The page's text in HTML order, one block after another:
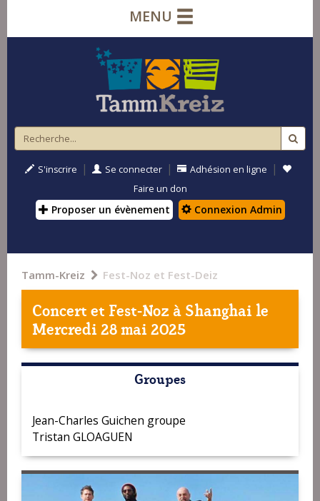
MENU
S'inscrire | Se connecter | Adhésion en ligne |
Faire un don
Proposer un évènement Connexion Admin
Tamm-Kreiz Fest-Noz et Fest-Deiz
Concert et Fest-Noz àShanghai le
Mercredi 28 mai 2025
Groupes
Jean-Charles Guichen groupe
Tristan GLOAGUEN